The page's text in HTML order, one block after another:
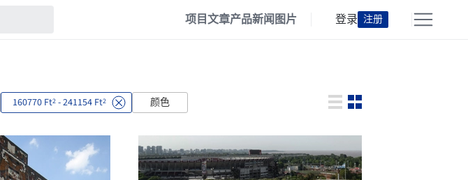
项目文章产品新闻 图片 登录 注册
160770 Ft2 - 241154 Ft2 颜色